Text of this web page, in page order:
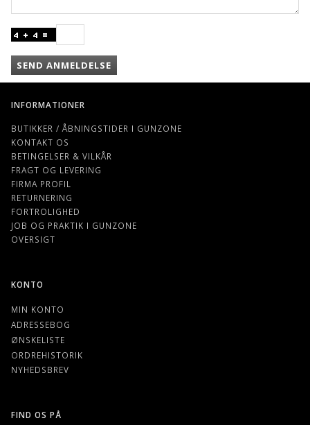
SEND ANMELDELSE
INFORMATIONER
BUTIKKER / ÅBNINGSTIDER I GUNZONE
KONTAKT OS
BETINGELSER & VILKÅR
FRAGT OG LEVERING
FIRMA PROFIL
RETURNERING
FORTROLIGHED
JOB OG PRAKTIK I GUNZONE
OVERSIGT
KONTO
MIN KONTO
ADRESSEBOG
ØNSKELISTE
ORDREHISTORIK
NYHEDSBREV
FIND OS PÅ